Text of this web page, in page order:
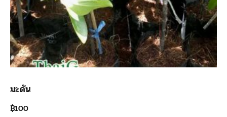
มะดัน
฿100